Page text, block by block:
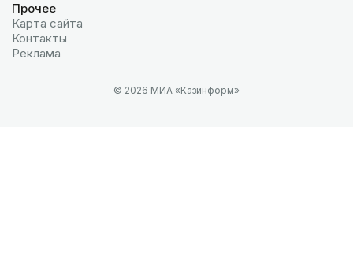
Прочее
Карта сайта
Контакты
Реклама
© 2026 МИА «Казинформ»